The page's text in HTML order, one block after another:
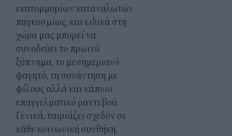
εκατομμυρίων καταναλωτών
παγκοσμίως, και ειδικά στη
χώρα μας μπορεί να
συνοδεύει το πρωινό
ξύπνημα, το μεσημεριανό
φαγητό, τη συνάντηση με
φίλους αλλά και κάποιο
επαγγελματικό ραντεβού.
Γενικά, ταιριάζει σχεδόν σε
κάθε κοινωνική συνθήκη,